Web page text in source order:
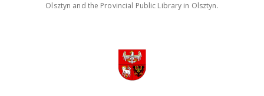
Olsztyn and the Provincial Public Library in Olsztyn.